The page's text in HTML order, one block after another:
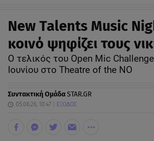
New Talents Music
κοινό ψηφίζει τους
Ο τελικός του Open Mic
Ιουνίου στο Theatre of the NO
Συντακτική ΟμάδαSTAR.GR
05.06.26, 10:47 ΕΞΟΔΟΣ